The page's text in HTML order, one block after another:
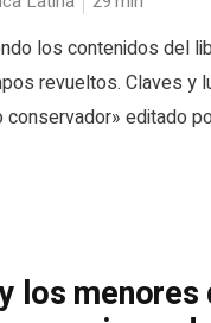
los contenidos del
revueltos. Claves y
editado
los menores